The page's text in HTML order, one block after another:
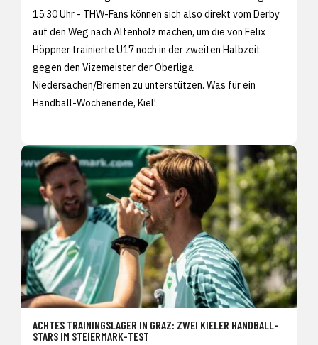
15:30 Uhr - THW-Fans können sich also direkt vom Derby
auf den Weg nach Altenholz machen, um die von Felix
Höppner trainierte U17 noch in der zweiten Halbzeit
gegen den Vizemeister der Oberliga
Niedersachen/Bremen zu unterstützen. Was für ein
Handball-Wochenende, Kiel!
ACHTES TRAININGSLAGER IN GRAZ: ZWEI KIELER HANDBALL-
STARS IM STEIERMARK-TEST